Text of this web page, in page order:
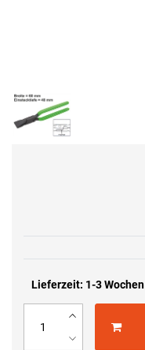
Lieferzeit: 1-3 Wochen